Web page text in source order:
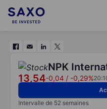
NPK
13,54-0,04 / -0,29%
Intervalle de 52 semaines